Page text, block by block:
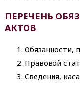
ПЕРЕЧЕНЬ
АКТОВ
Обязанности,
Правовой
Сведения,